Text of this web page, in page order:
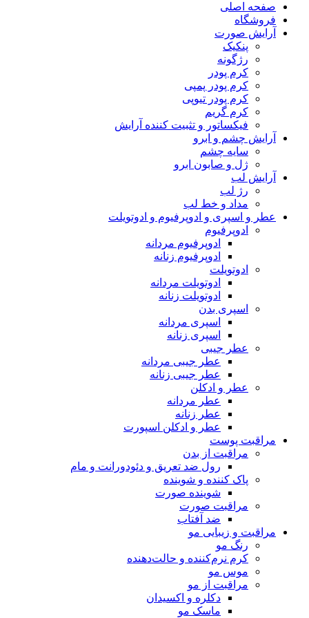
صفحه اصلی
فروشگاه
آرایش صورت
پنکیک
رژگونه
کرم پودر
کرم پودر پمپی
کرم پودر تیوپی
کرم گریم
فیکساتور و تثبیت کننده آرایش
آرایش چشم و ابرو
سایه چشم
ژل و صابون ابرو
آرایش لب
رژ لب
مداد و خط لب
عطر و اسپری و ادوپرفیوم و ادوتویلت
ادوپرفیوم
ادوپرفیوم مردانه
ادوپرفیوم زنانه
ادوتویلت
ادوتویلت مردانه
ادوتویلت زنانه
اسپری بدن
اسپری مردانه
اسپری زنانه
عطر جیبی
عطر جیبی مردانه
عطر جیبی زنانه
عطر و ادکلن
عطر مردانه
عطر زنانه
عطر و ادکلن اسپورت
مراقبت پوست
مراقبت از بدن
رول ضد تعریق و دئودورانت و مام
پاک کننده و شوینده
شوینده صورت
مراقبت صورت
ضد آفتاب
مراقبت و زیبایی مو
رنگ مو
کرم نرم‌کننده و حالت‌دهنده
موس مو
مراقبت از مو
دکلره و اکسیدان
ماسک مو